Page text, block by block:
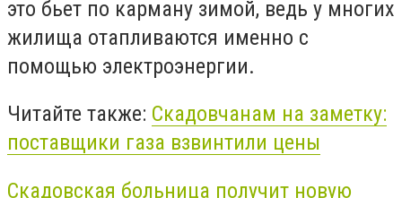
это бьет по карману зимой, ведь у многих
жилища отапливаются именно с
помощью электроэнергии.
Читайте также: Скадовчанам на заметку:
поставщики газа взвинтили цены
Скадовская больница получит новую